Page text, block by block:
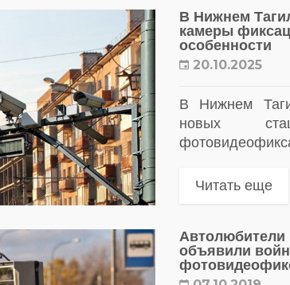
В Нижнем
камеры
особенности
20.10.2025
В Нижнем
новых
Читать еще
Автолюбители
объявили